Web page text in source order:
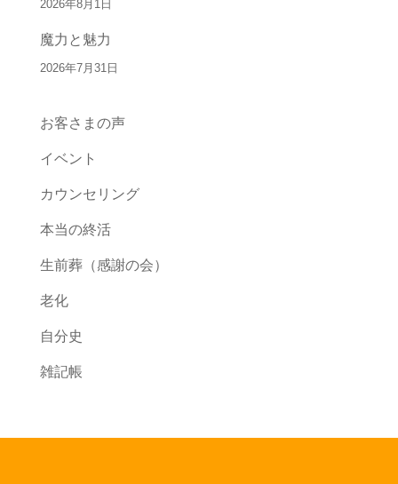
2026年8月1日
魔力と魅力
2026年7月31日
お客さまの声
イベント
カウンセリング
本当の終活
生前葬（感謝の会）
老化
自分史
雑記帳